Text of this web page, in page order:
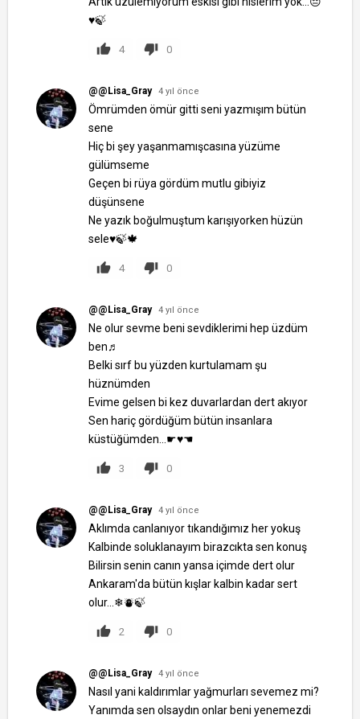
♥🍃
4 0
@@Lisa_Gray 4 yıl önce
Ömrümden ömür gitti seni yazmışım bütün
sene
Hiç bi şey yaşanmamışcasına yüzüme
gülümseme
Geçen bi rüya gördüm mutlu gibiyiz
düşünsene
Ne yazık boğulmuştum karışıyorken hüzün
sele♥🍃🍁
4 0
@@Lisa_Gray 4 yıl önce
Ne olur sevme beni sevdiklerimi hep üzdüm
ben♬
Belki sırf bu yüzden kurtulamam şu
hüznümden
Evime gelsen bi kez duvarlardan dert akıyor
Sen hariç gördüğüm bütün insanlara
küstüğümden...☛♥☚
3 0
@@Lisa_Gray 4 yıl önce
Aklımda canlanıyor tıkandığımız her yokuş
Kalbinde soluklanayım birazcıkta sen konuş
Bilirsin senin canın yansa içimde dert olur
Ankaram'da bütün kışlar kalbin kadar sert
olur...❄⛇🍃
2 0
@@Lisa_Gray 4 yıl önce
Nasıl yani kaldırımlar yağmurları sevemez mi?
Yanımda sen olsaydın onlar beni yenemezdi